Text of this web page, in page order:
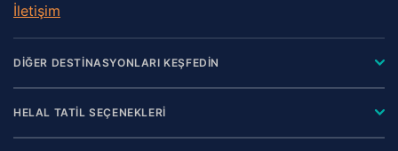
İletişim
DİĞER DESTİNASYONLARI KEŞFEDİN
HELAL TATİL SEÇENEKLERİ